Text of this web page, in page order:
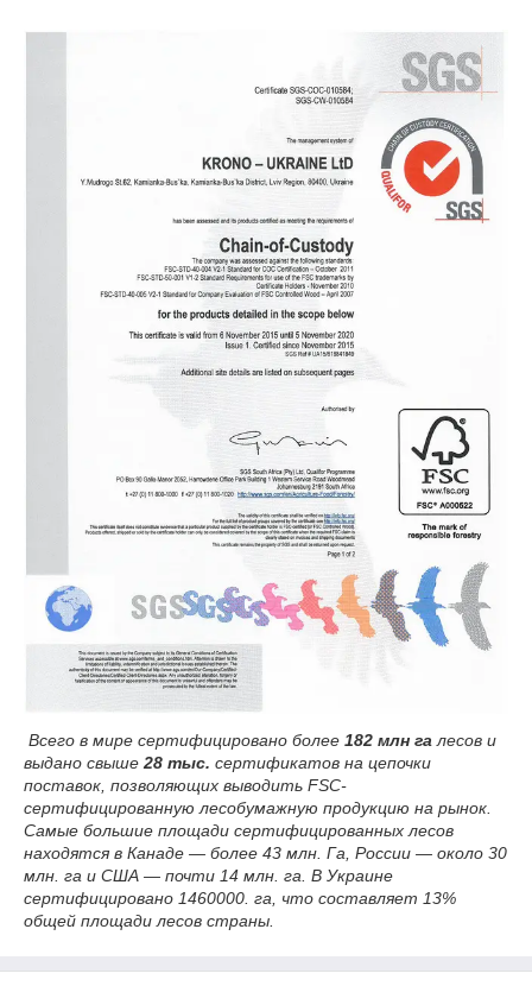
Всего в мире сертифицировано более 182 млн галесов и
выдано свыше28 тыс. сертификатов на цепочки
поставок, позволяющих выводить FSC-
сертифицированную лесобумажную продукцию на рынок.
Самые большие площади сертифицированных лесов
находятся в Канаде — более 43 млн. Га, России — около 30
млн. га и США — почти 14 млн. га. В Украине
сертифицировано 1460000. га, что составляет 13%
общей площади лесов страны.